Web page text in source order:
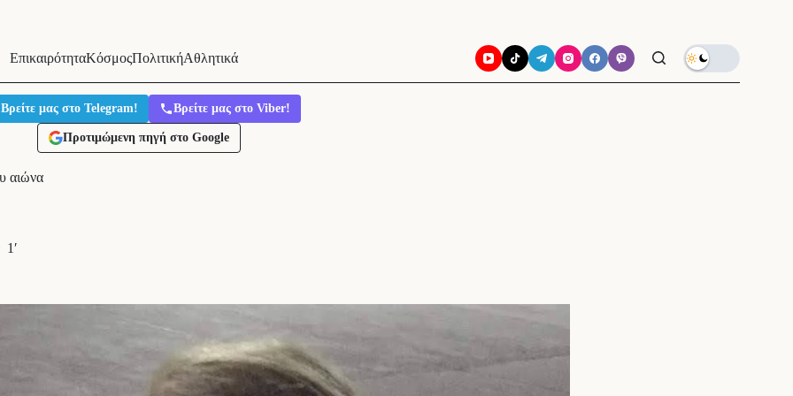
ΕπικαιρότηταΚόσμοςΠολιτικήΑθλητικά
Βρείτε μας στο Telegram! Βρείτε μας στο Viber!
Προτιμώμενη πηγή στο Google
αιώνα
1′